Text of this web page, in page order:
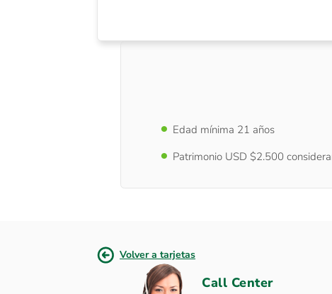
Edad mínima 21 años
Patrimonio USD $2.500
Volver a tarjetas
Call Center